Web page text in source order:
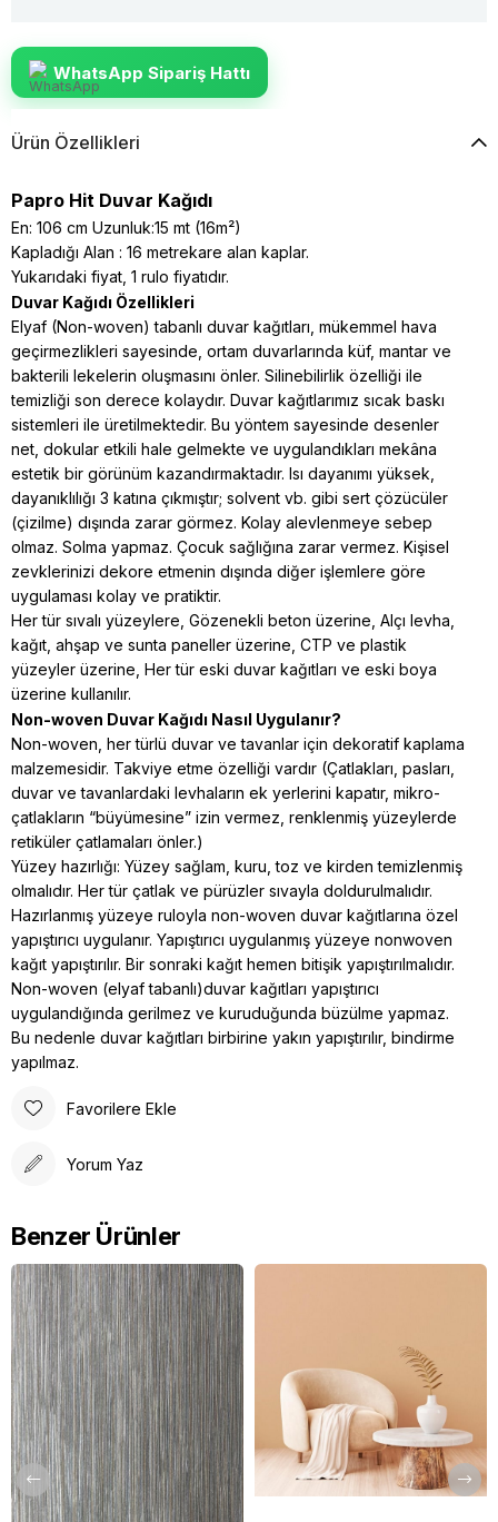
WhatsApp Sipariş Hattı
Ürün Özellikleri
Papro Hit Duvar Kağıdı
En: 106 cm Uzunluk:15 mt (16m²)
Kapladığı Alan : 16 metrekare alan kaplar.
Yukarıdaki fiyat, 1 rulo fiyatıdır.
Duvar Kağıdı Özellikleri
Elyaf (Non-woven) tabanlı duvar kağıtları, mükemmel hava
geçirmezlikleri sayesinde, ortam duvarlarında küf, mantar ve
bakterili lekelerin oluşmasını önler. Silinebilirlik özelliği ile
temizliği son derece kolaydır. Duvar kağıtlarımız sıcak baskı
sistemleri ile üretilmektedir. Bu yöntem sayesinde desenler
net, dokular etkili hale gelmekte ve uygulandıkları mekâna
estetik bir görünüm kazandırmaktadır. Isı dayanımı yüksek,
dayanıklılığı 3 katına çıkmıştır; solvent vb. gibi sert çözücüler
(çizilme) dışında zarar görmez. Kolay alevlenmeye sebep
olmaz. Solma yapmaz. Çocuk sağlığına zarar vermez. Kişisel
zevklerinizi dekore etmenin dışında diğer işlemlere göre
uygulaması kolay ve pratiktir.
Her tür sıvalı yüzeylere, Gözenekli beton üzerine, Alçı levha,
kağıt, ahşap ve sunta paneller üzerine, CTP ve plastik
yüzeyler üzerine, Her tür eski duvar kağıtları ve eski boya
üzerine kullanılır.
Non-woven Duvar Kağıdı Nasıl Uygulanır?
Non-woven, her türlü duvar ve tavanlar için dekoratif kaplama
malzemesidir. Takviye etme özelliği vardır (Çatlakları, pasları,
duvar ve tavanlardaki levhaların ek yerlerini kapatır, mikro-
çatlakların “büyümesine” izin vermez, renklenmiş yüzeylerde
retiküler çatlamaları önler.)
Yüzey hazırlığı: Yüzey sağlam, kuru, toz ve kirden temizlenmiş
olmalıdır. Her tür çatlak ve pürüzler sıvayla doldurulmalıdır.
Hazırlanmış yüzeye ruloyla non-woven duvar kağıtlarına özel
yapıştırıcı uygulanır. Yapıştırıcı uygulanmış yüzeye nonwoven
kağıt yapıştırılır. Bir sonraki kağıt hemen bitişik yapıştırılmalıdır.
Non-woven (elyaf tabanlı)duvar kağıtları yapıştırıcı
uygulandığında gerilmez ve kuruduğunda büzülme yapmaz.
Bu nedenle duvar kağıtları birbirine yakın yapıştırılır, bindirme
yapılmaz.
Favorilere Ekle
Yorum Yaz
Benzer Ürünler